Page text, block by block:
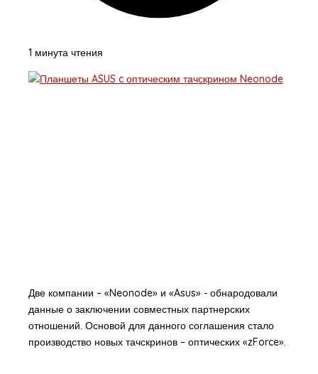
1 минута чтения
Две компании – «Neonode» и «Asus» - обнародовали
данные о заключении совместных партнерских
отношений. Основой для данного соглашения стало
производство новых тачскринов – оптических «zForce».